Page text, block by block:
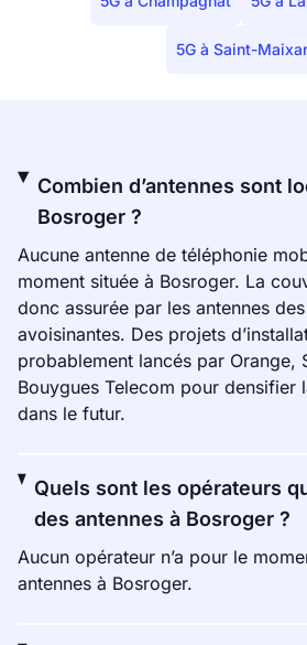
5G à Saint-
Combien d’antennes sont
Bosroger ?
Aucune antenne de téléphonie
moment située à Bosroger. La
donc assurée par les antennes
avoisinantes. Des projets
probablement lancés par Orange,
Bouygues Telecom pour densifier
dans le futur.
Quels sont les opérateurs
des antennes à Bosroger ?
Aucun opérateur n’a pour le
antennes à Bosroger.